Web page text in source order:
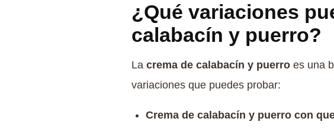
¿Qué variaciones
calabacín y puerro?
La crema de calabacín y puerro es una
variaciones que puedes probar:
Crema de calabacín y puerro con